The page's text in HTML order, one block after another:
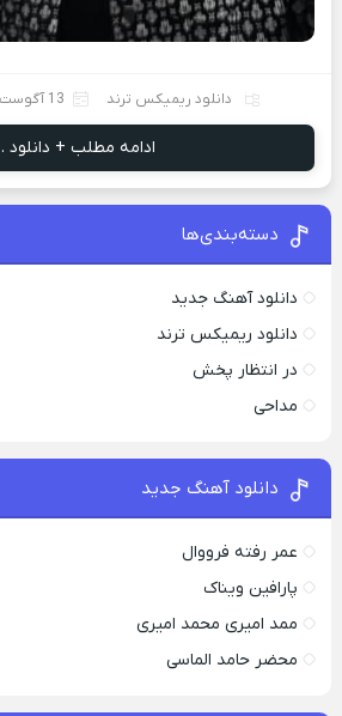
دانلود ریمیکس ترند 13 آگوست 2025
ادامه مطلب + دانلود
دسته‌بندی‌ها
دانلود آهنگ جدید
دانلود ریمیکس ترند
در انتظار پخش
مداحی
دانلود آهنگ جدید
عمر رفته فرووال
پارافين ویناک
ممد امیری محمد امیری
محضر حامد الماسی